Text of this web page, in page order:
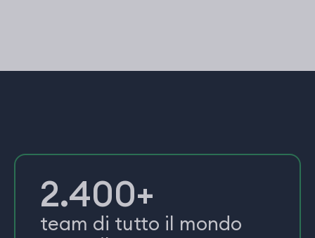
2.400+
team di tutto il mondo